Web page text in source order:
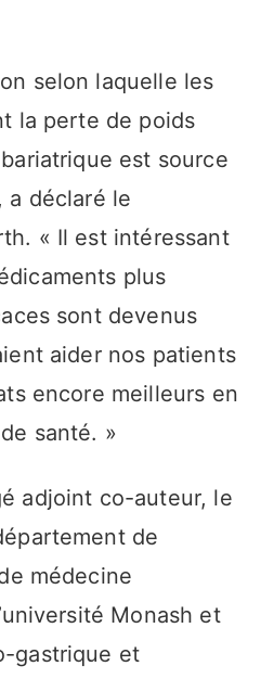
selon laquelle les
la perte de poids
est source
a déclaré le
« Il est intéressant
plus
sont devenus
aider nos patients
encore meilleurs en
santé. »
adjoint co-auteur, le
de
médecine
Monash et
gastrique et